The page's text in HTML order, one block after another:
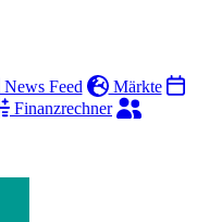
News Feed
Märkte
Finanzrechner